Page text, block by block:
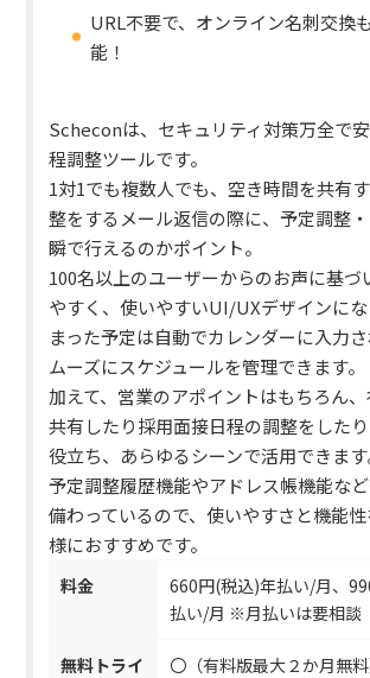
URL不要で、オンライン名刺交換
能！
Scheconは、セキュリティ対策万全で
程調整ツールです。
1対1でも複数人でも、空き時間を共有
整をするメール返信の際に、予定調整
瞬で行えるのかポイント。
100名以上のユーザーからのお声に基づ
やすく、使いやすいUI/UXデザインに
まった予定は自動でカレンダーに入力
ムーズにスケジュールを管理できます。
加えて、営業のアポイントはもちろん
共有したり採用面接日程の調整をした
役立ち、あらゆるシーンで活用できます
予定調整履歴機能やアドレス帳機能な
備わっているので、使いやすさと機能
様におすすめです。
料金
660円(税込)年払い/月、
払い/月 ※月払いは要相談
無料トライ
〇（有料版最大２か月無料